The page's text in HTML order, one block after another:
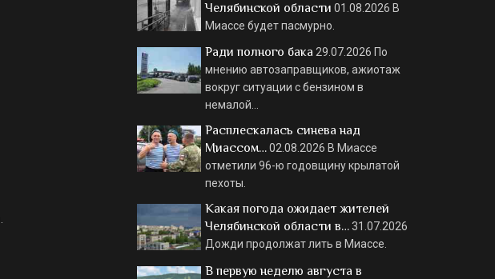
Челябинской области 01.08.2026 В
Миассе будет пасмурно.
Ради полного бака 29.07.2026 По
мнению автозаправщиков, ажиотаж
вокруг ситуации с бензином в
немалой…
Расплескалась синева над
Миассом…02.08.2026 В Миассе
отметили 96-ю годовщину крылатой
пехоты.
Какая погода ожидает жителей
Челябинской области в…31.07.2026
Дожди продолжат лить в Миассе.
В первую неделю августа в